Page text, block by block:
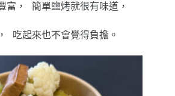
富， 簡單鹽烤就很有味道，
吃起來也不會覺得負擔。